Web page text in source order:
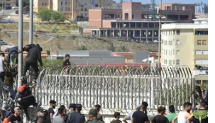
đã khỏi bệnh
khỏi bệnh là một trong các điều
xanh, tuy nhiên trên thực tế, nhiều
tự làm xét nghiệm, tự cách ly và
tại nhà.